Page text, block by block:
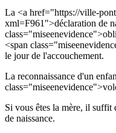
La <a href="https://ville-
xml=F961">déclaration de
<span
le jour de l'accouchement.
La reconnaissance d'un
Si vous êtes la mère, il suffit
de naissance.